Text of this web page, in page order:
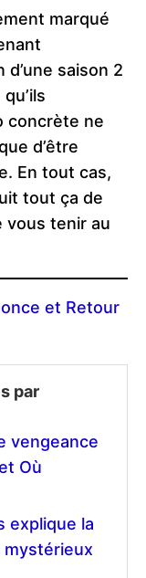
marqué
saison 2
concrète ne
d’être
En tout cas,
tout ça de
vous tenir au
et Retour
par
vengeance
Où
explique la